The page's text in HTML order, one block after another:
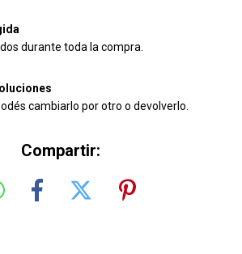
durante toda la compra.
cambiarlo por otro o devolverlo.
Compartir: